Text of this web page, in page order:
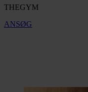
THEGYM
ANSØG